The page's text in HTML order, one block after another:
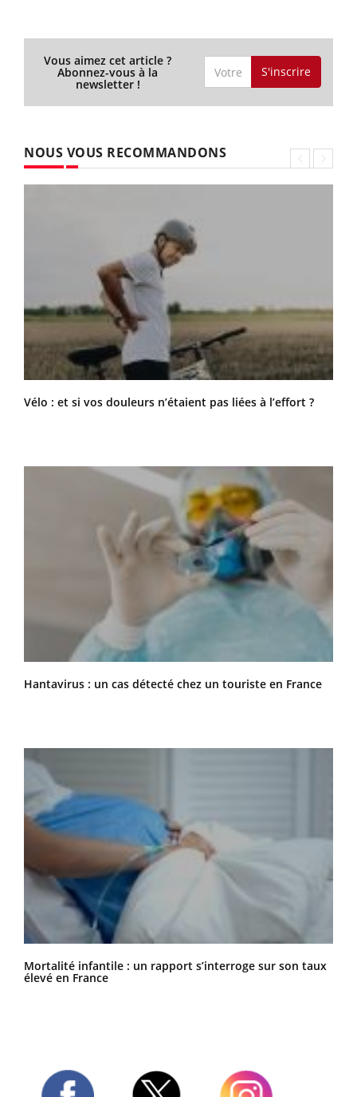
Vous aimez cet article ?
Abonnez-vous à la
newsletter !
S'inscrire
NOUS VOUS RECOMMANDONS
Vélo : et si vos douleurs n’étaient pas liées à l’effort ?
Hantavirus : un cas détecté chez un touriste en France
Mortalité infantile : un rapport s’interroge sur son taux
élevé en France